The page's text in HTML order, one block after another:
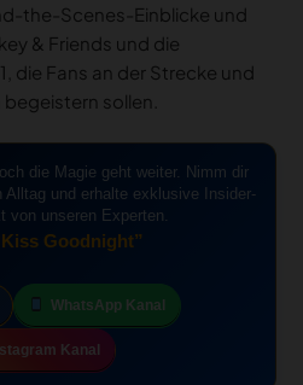
the-Scenes-Einblicke und
& Friends und die
die Fans an der Strecke und
sollen.
die Magie geht weiter. Nimm dir
und erhalte exklusive Insider-
von unseren Experten.
Goodnight”
WhatsApp Kanal
Kanal